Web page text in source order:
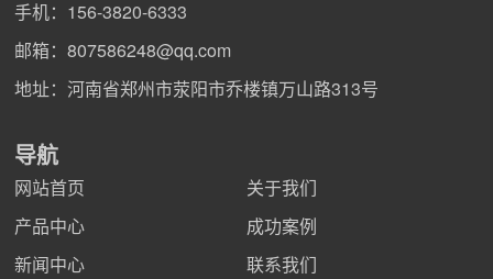
手机： 156-3820-6333
邮箱：807586248@qq.com
地址：河南省郑州市荥阳市乔楼镇万山路313号
导航
网站首页
关于我们
产品中心
成功案例
新闻中心
联系我们